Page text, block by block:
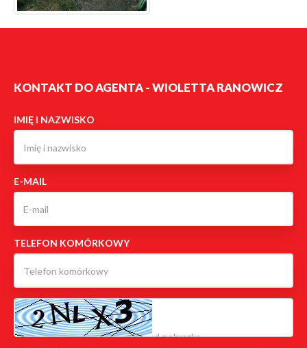
KONTAKT DO AGENTA - WIOLETTA RANOWICZ
IMIĘ I NAZWISKO
E-MAIL
TELEFON KOMÓRKOWY